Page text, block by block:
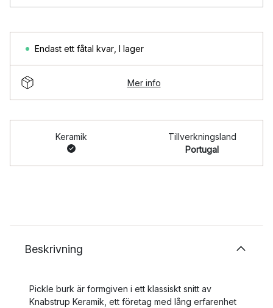
Endast ett fåtal kvar I lager
Mer info
Keramik
Tillverkningsland
Portugal
Beskrivning
Pickle burk är formgiven i ett klassiskt snitt av
Knabstrup Keramik, ett företag med lång erfarenhet